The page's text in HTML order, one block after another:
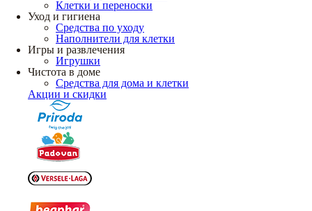
Клетки и переноски
Уход и гигиена
Средства по уходу
Наполнители для клетки
Игры и развлечения
Игрушки
Чистота в доме
Средства для дома и клетки
Акции и скидки